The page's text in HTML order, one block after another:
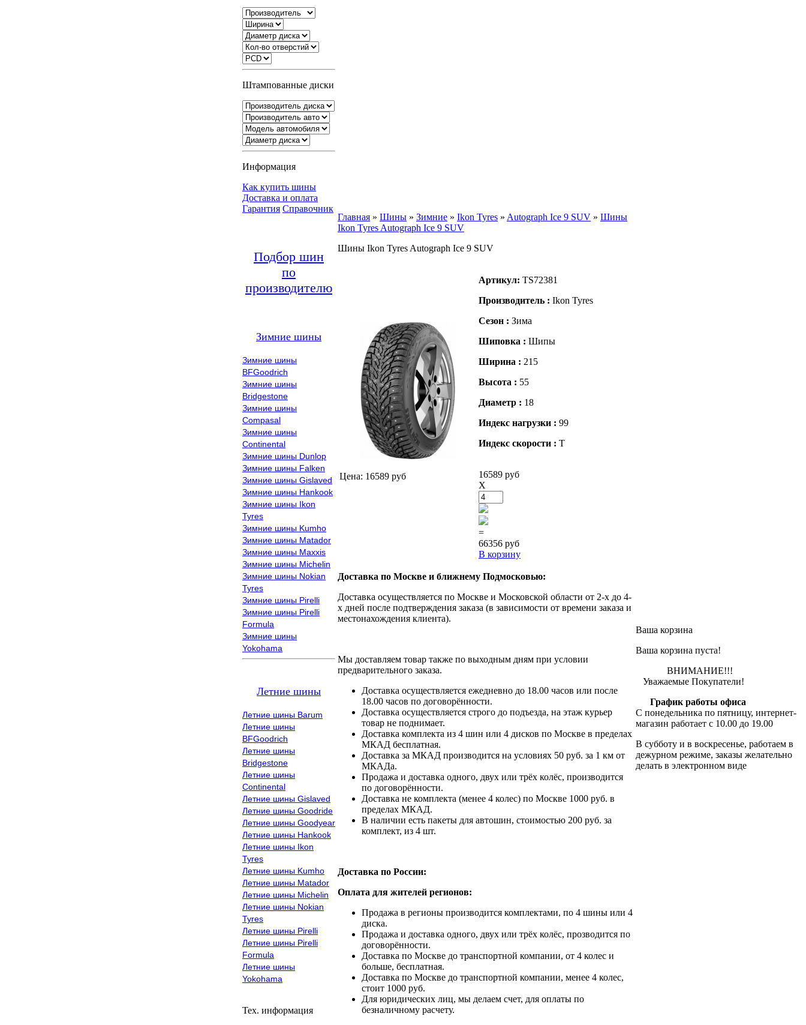
Штампованные диски
Информация
Как купить шины
Доставка и оплата
Гарантия Справочник
Подбор шин
по
производителю
Зимние шины
Зимние шины
BFGoodrich
Зимние шины
Bridgestone
Зимние шины
Compasal
Зимние шины
Continental
Зимние шины Dunlop
Зимние шины Falken
Зимние шины Gislaved
Зимние шины Hankook
Зимние шины Ikon
Tyres
Зимние шины Kumho
Зимние шины Matador
Зимние шины Maxxis
Зимние шины Michelin
Зимние шины Nokian
Tyres
Зимние шины Pirelli
Зимние шины Pirelli
Formula
Зимние шины
Yokohama
Летние шины
Летние шины Barum
Летние шины
BFGoodrich
Летние шины
Bridgestone
Летние шины
Continental
Летние шины Gislaved
Летние шины Goodride
Летние шины Goodyear
Летние шины Hankook
Летние шины Ikon
Tyres
Летние шины Kumho
Летние шины Matador
Летние шины Michelin
Летние шины Nokian
Tyres
Летние шины Pirelli
Летние шины Pirelli
Formula
Летние шины
Yokohama
Тех. информация
Главная » Шины » Зимние » Ikon Tyres » Autograph Ice 9 SUV » Шины
Ikon Tyres Autograph Ice 9 SUV
Шины Ikon Tyres Autograph Ice 9 SUV
Цена: 16589 руб
Артикул: TS72381
Производитель : Ikon Tyres
Сезон : Зима
Шиповка : Шипы
Ширина : 215
Высота : 55
Диаметр : 18
Индекс нагрузки : 99
Индекс скорости : T
16589 руб
X
=
66356 руб
В корзину
Доставка по Москве и ближнему Подмосковью:
Доставка осуществляется по Москве и Московской области от 2-х до 4-
х дней после подтверждения заказа (в зависимости от времени заказа и
местонахождения клиента).
Мы доставляем товар также по выходным дням при условии
предварительного заказа.
Доставка осуществляется ежедневно до 18.00 часов или после
18.00 часов по договорённости.
Доставка осуществляется строго до подъезда, на этаж курьер
товар не поднимает.
Доставка комплекта из 4 шин или 4 дисков по Москве в пределах
МКАД бесплатная.
Доставка за МКАД производится на условиях 50 руб. за 1 км от
МКАДа.
Продажа и доставка одного, двух или трёх колёс, производится
по договорённости.
Доставка не комплекта (менее 4 колес) по Москве 1000 руб. в
пределах МКАД.
В наличии есть пакеты для автошин, стоимостью 200 руб. за
комплект, из 4 шт.
Доставка по России:
Оплата для жителей регионов:
Продажа в регионы производится комплектами, по 4 шины или 4
диска.
Продажа и доставка одного, двух или трёх колёс, прозводится по
договорённости.
Доставка по Москве до транспортной компании, от 4 колес и
больше, бесплатная.
Доставка по Москве до транспортной компании, менее 4 колес,
стоит 1000 руб.
Для юридических лиц, мы делаем счет, для оплаты по
безналичному расчету.
Ваша корзина
Ваша корзина пуста!
ВНИМАНИЕ!!!
Уважаемые Покупатели!
График работы офиса
С понедельника по пятницу, интернет-
магазин работает с 10.00 до 19.00
В субботу и в воскресенье, работаем в
дежурном режиме, заказы желательно
делать в электронном виде